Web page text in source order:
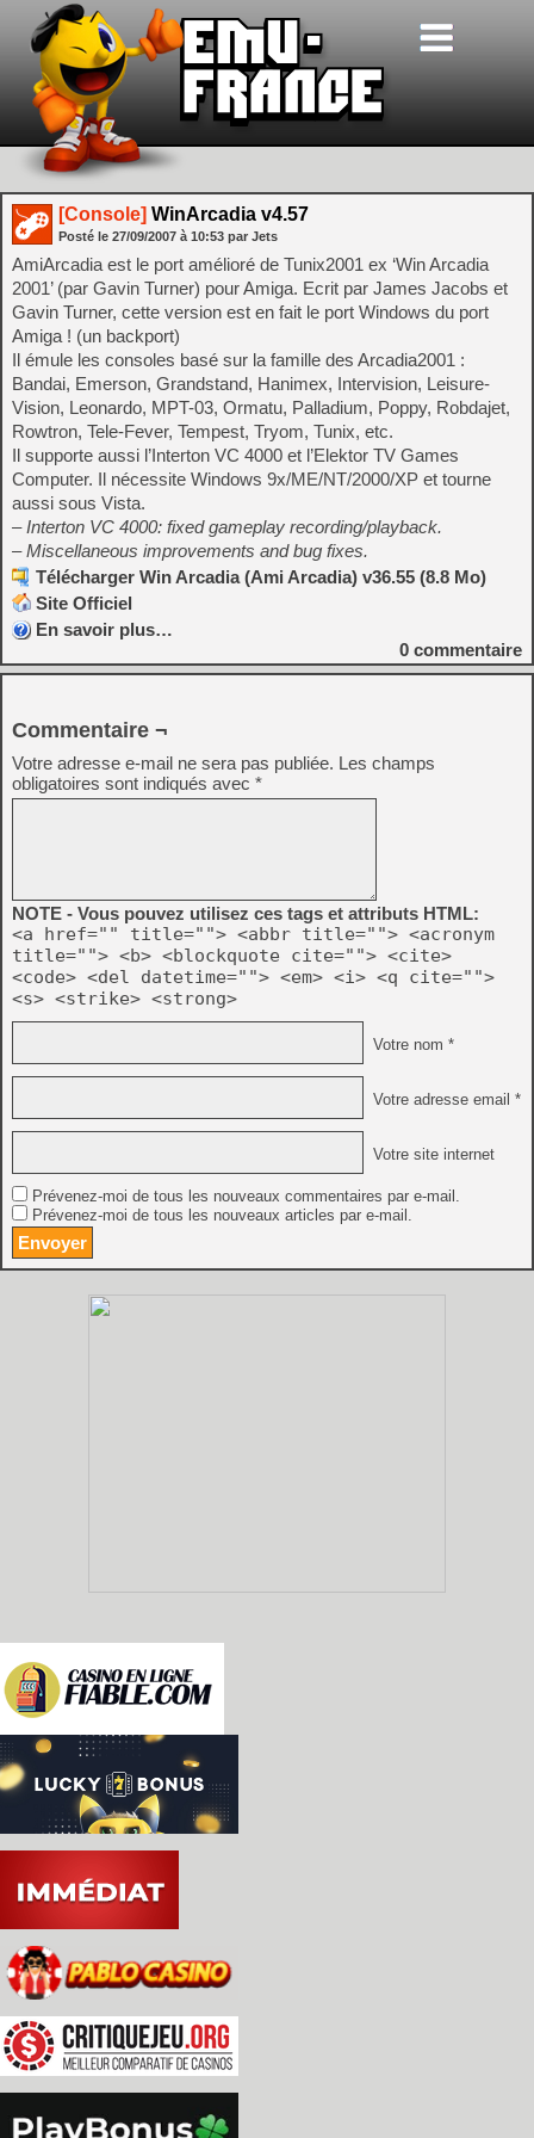
[Console] WinArcadia v4.57
Posté le 27/09/2007 à 10:53 par Jets
AmiArcadia est le port amélioré de Tunix2001 ex ‘Win Arcadia
2001’ (par Gavin Turner) pour Amiga. Ecrit par James Jacobs et
Gavin Turner, cette version est en fait le port Windows du port
Amiga ! (un backport)
Il émule les consoles basé sur la famille des Arcadia2001 :
Bandai, Emerson, Grandstand, Hanimex, Intervision, Leisure-
Vision, Leonardo, MPT-03, Ormatu, Palladium, Poppy, Robdajet,
Rowtron, Tele-Fever, Tempest, Tryom, Tunix, etc.
Il supporte aussi l’Interton VC 4000 et l’Elektor TV Games
Computer. Il nécessite Windows 9x/ME/NT/2000/XP et tourne
aussi sous Vista.
– Interton VC 4000: fixed gameplay recording/playback.
– Miscellaneous improvements and bug fixes.
Télécharger Win Arcadia (Ami Arcadia) v36.55 (8.8 Mo)
Site Officiel
En savoir plus…
0 commentaire
Commentaire ¬
Votre adresse e-mail ne sera pas publiée. Les champs
obligatoires sont indiqués avec *
NOTE - Vous pouvez utilisez ces tags et attributs HTML:
<a href="" title=""> <abbr title=""> <acronym
title=""> <b> <blockquote cite=""> <cite>
<code> <del datetime=""> <em> <i> <q cite="">
<s> <strike> <strong>
Votre nom *
Votre adresse email *
Votre site internet
Prévenez-moi de tous les nouveaux commentaires par e-mail.
Prévenez-moi de tous les nouveaux articles par e-mail.